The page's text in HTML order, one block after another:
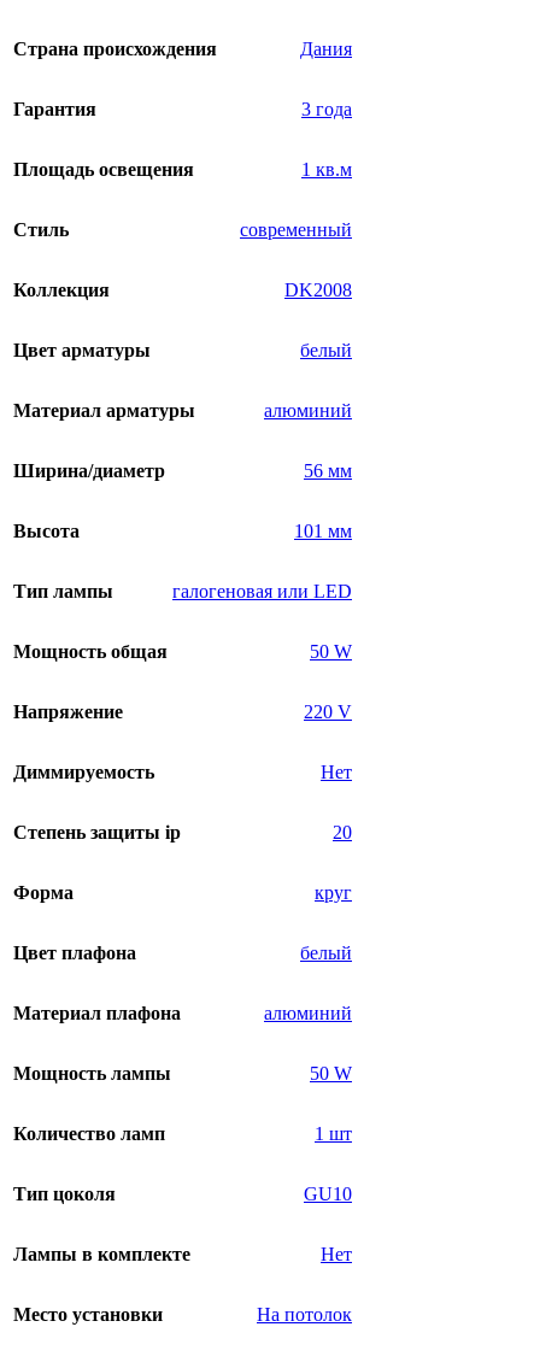
Страна происхождения Дания
Гарантия 3 года
Площадь освещения 1 кв.м
Стиль современный
Коллекция DK2008
Цвет арматуры белый
Материал арматуры алюминий
Ширина/диаметр 56 мм
Высота 101 мм
Тип лампы галогеновая или LED
Мощность общая 50 W
Напряжение 220 V
Диммируемость Нет
Степень защиты ip 20
Форма круг
Цвет плафона белый
Материал плафона алюминий
Мощность лампы 50 W
Количество ламп 1 шт
Тип цоколя GU10
Лампы в комплекте Нет
Место установки На потолок